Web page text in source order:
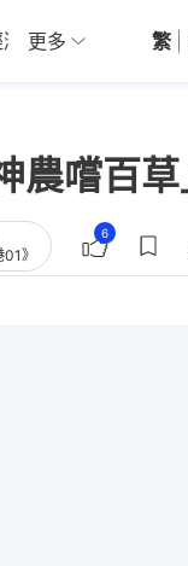
01深圳 觀
更多 繁
嚐百草
》
6